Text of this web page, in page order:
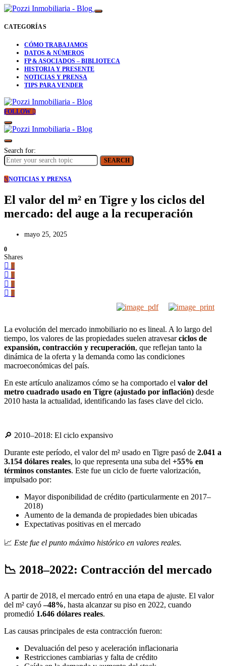
CATEGORÍAS
CÓMO TRABAJAMOS
DATOS & NÚMEROS
FP & ASOCIADOS – BIBLIOTECA
HISTORIA Y PRESENTE
NOTICIAS Y PRENSA
TIPS PARA VENDER
FOLLOW
Search for:
SEARCH
NNOTICIAS Y PRENSA
El valor del m² en Tigre y los ciclos del
mercado: del auge a la recuperación
mayo 25, 2025
0
Shares
0
0
0
0
La evolución del mercado inmobiliario no es lineal. A lo largo del
tiempo, los valores de las propiedades suelen atravesarciclos de
expansión, contracción y recuperación, que reflejan tanto la
dinámica de la oferta y la demanda como las condiciones
macroeconómicas del país.
En este artículo analizamos cómo se ha comportado el valor del
metro cuadrado usado en Tigre (ajustado por inflación) desde
2010 hasta la actualidad, identificando las fases clave del ciclo.
🔎 2010–2018: El ciclo expansivo
Durante este período, el valor del m² usado en Tigre pasó de 2.041 a
3.154 dólares reales, lo que representa una suba del +55% en
términos constantes. Este fue un ciclo de fuerte valorización,
impulsado por:
Mayor disponibilidad de crédito (particularmente en 2017–
2018)
Aumento de la demanda de propiedades bien ubicadas
Expectativas positivas en el mercado
📈 Este fue el punto máximo histórico en valores reales.
📉 2018–2022: Contracción del mercado
A partir de 2018, el mercado entró en una etapa de ajuste. El valor
del m² cayó–48%, hasta alcanzar su piso en 2022, cuando
promedió 1.646 dólares reales.
Las causas principales de esta contracción fueron:
Devaluación del peso y aceleración inflacionaria
Restricciones cambiarias y falta de crédito